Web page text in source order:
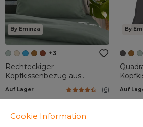
By Eminza
+3
Rechteckiger
Kopfkissenbezug aus
Lyocell (50 x 70 cm) Olivia
Auf Lager (6)
By
Auf